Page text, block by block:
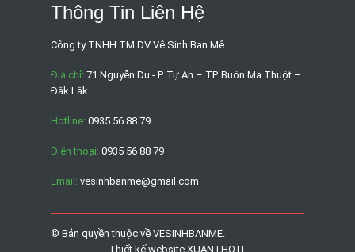
Thông Tin Liên Hệ
Công ty TNHH TM DV Vệ Sinh Ban Mê
Địa chỉ: 71 Nguyễn Du - P. Tự An – TP. Buôn Ma Thuột –
Đắk Lắk
Hotline: 0935 56 88 79
Điện thoại: 0935 56 88 79
Email: vesinhbanme@gmail.com
© Bản quyền thuộc về VESINHBANME
Thiết kế website XUANTHO.IT